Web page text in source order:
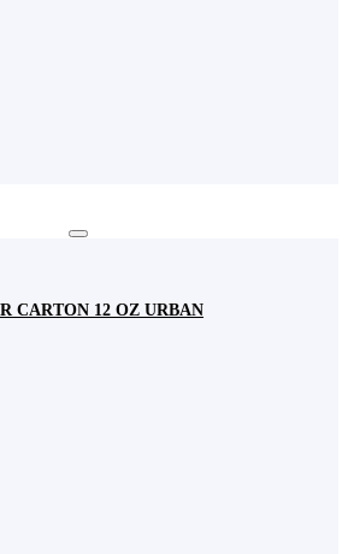
CARTON 12 OZ URBAN